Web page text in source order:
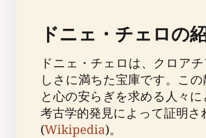
ドニェ・チェロの
ドニェ・チェロは、クロア
しさに満ちた宝庫です。こ
と心の安らぎを求める人々
考古学的発見によって証明
(Wikipedia)。